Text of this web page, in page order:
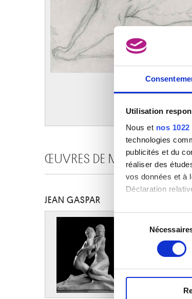
Utilisation
Nous et nos
technologies
publicités et du
réaliser des
vos données et à
Déclaration
Si vous le
Collecter
digitales).
Sélection
consentement
ŒUVRES DE MÊME AUTEUR
JEAN GASPAR